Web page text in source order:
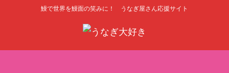
鰻で世界を鰻面の笑みに！ うなぎ屋さん応援サイト